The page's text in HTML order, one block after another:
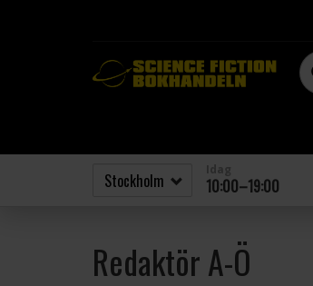
10:00–19:00
Redaktör A-Ö